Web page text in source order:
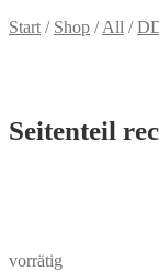
Start / Shop /All /
Seitenteil
vorrätig